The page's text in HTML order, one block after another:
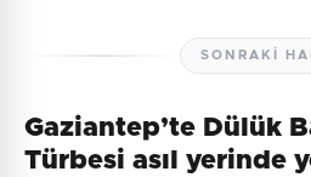
SONRAKI
Gaziantep’te Dülük
Türbesi asıl yerinde